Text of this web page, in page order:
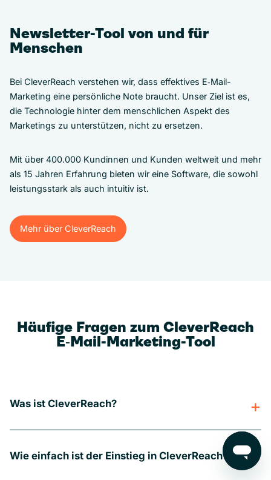
Newsletter-Tool von und für
Menschen
Bei CleverReach verstehen wir, dass effektives E‑Mail-
Marketing eine persönliche Note braucht. Unser Ziel ist es,
die Technologie hinter dem menschlichen Aspekt des
Marketings zu unterstützen, nicht zu ersetzen.
Mit über 400.000 Kundinnen und Kunden weltweit und mehr
als 15 Jahren Erfahrung bieten wir eine Software, die sowohl
leistungsstark als auch intuitiv ist.
Mehr über CleverReach
Mehr über CleverReach
Häufige Fragen zum CleverReach
E‑Mail-Marketing-Tool
Was ist CleverReach?
Wie einfach ist der Einstieg in CleverReach?